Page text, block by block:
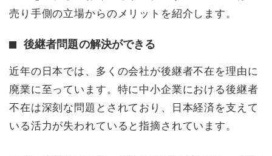
売り手側の立場からのメリットを紹介します。
後継者問題の解決ができる
近年の日本では、多くの会社が後継者不在を理由に
廃業に至っています。特に中小企業における後継者
不在は深刻な問題とされており、日本経済を支えて
いる活力が失われていると指摘されています。